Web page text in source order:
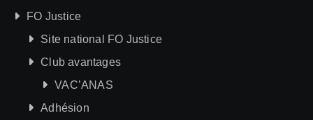
FO Justice
Site national FO Justice
Club avantages
VAC’ANAS
Adhésion